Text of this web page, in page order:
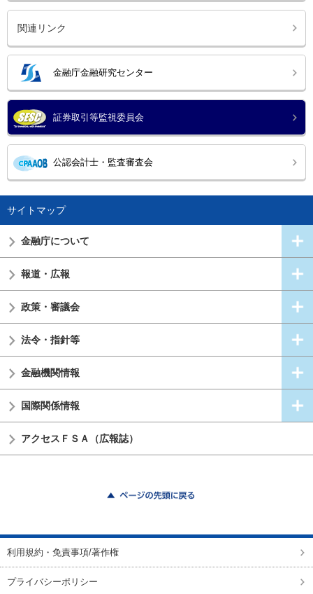
関連リンク
金融庁金融研究センター
証券取引等監視委員会
公認会計士・監査審査会
サイトマップ
金融庁について
報道・広報
政策・審議会
法令・指針等
金融機関情報
国際関係情報
アクセスＦＳＡ（広報誌）
利用規約・免責事項/著作権
プライバシーポリシー